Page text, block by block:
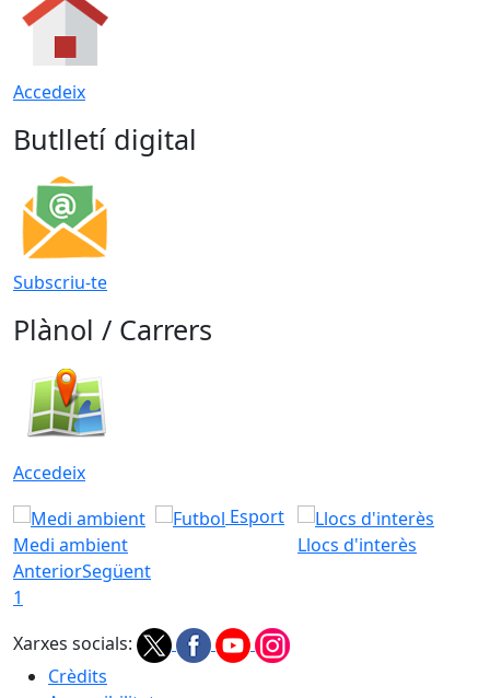
Accedeix
Butlletí digital
Subscriu-te
Plànol / Carrers
Accedeix
Medi ambient
Esport
Llocs d'interès
AnteriorSegüent
1
Xarxes socials:
Crèdits